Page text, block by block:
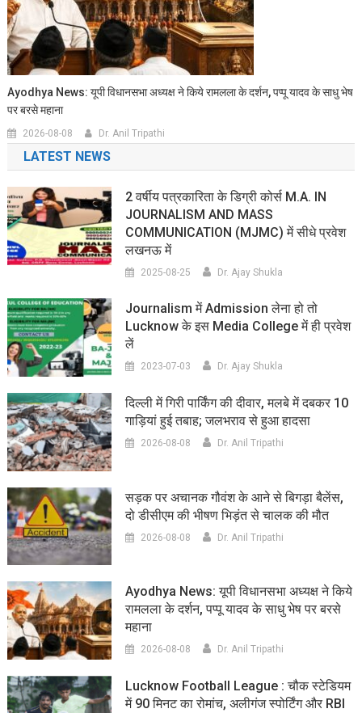
Ayodhya News: यूपी विधानसभा अध्यक्ष ने किये रामलला के दर्शन, पप्पू यादव के साधु भेष
पर बरसे महाना
2026-08-08 Dr. Anil Tripathi
LATEST NEWS
2 वर्षीय पत्रकारिता के डिग्री कोर्स M.A. IN
JOURNALISM AND MASS
COMMUNICATION (MJMC) में सीधे प्रवेश
लखनऊ में
2025-08-25 Dr. Ajay Shukla
Journalism में Admission लेना हो तो
Lucknow के इस Media College में ही प्रवेश
लें
2023-07-03 Dr. Ajay Shukla
दिल्ली में गिरी पार्किंग की दीवार, मलबे में दबकर 10
गाड़ियां हुई तबाह; जलभराव से हुआ हादसा
2026-08-08 Dr. Anil Tripathi
सड़क पर अचानक गौवंश के आने से बिगड़ा बैलेंस,
दो डीसीएम की भीषण भिड़ंत से चालक की मौत
2026-08-08 Dr. Anil Tripathi
Ayodhya News: यूपी विधानसभा अध्यक्ष ने किये
रामलला के दर्शन, पप्पू यादव के साधु भेष पर बरसे
महाना
2026-08-08 Dr. Anil Tripathi
Lucknow Football League : चौक स्टेडियम
में 90 मिनट का रोमांच, अलीगंज स्पोर्टिंग और RBI